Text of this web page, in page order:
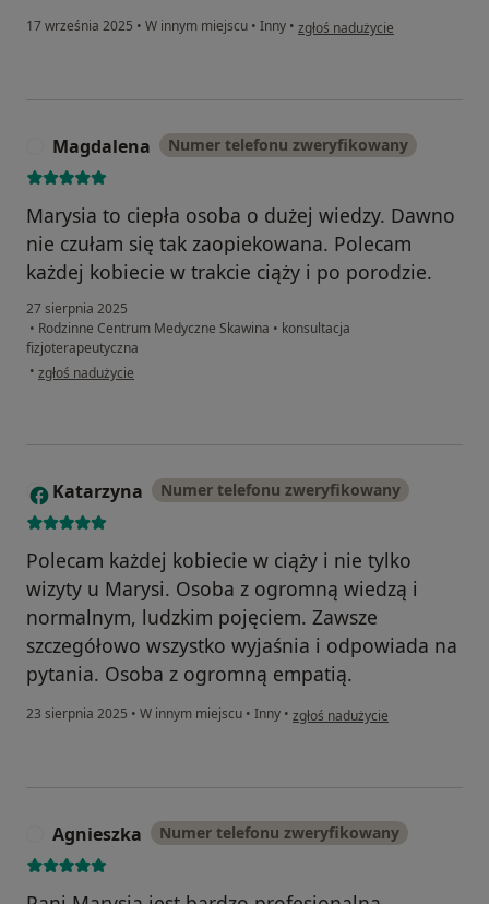
17 września 2025 • W innym miejscu • Inny • w opinii użytkownika Dominika
zgłoś nadużycie
Magdalena Numer telefonu zweryfikowany
Marysia to ciepła osoba o dużej wiedzy. Dawno
nie czułam się tak zaopiekowana. Polecam
każdej kobiecie w trakcie ciąży i po porodzie.
27 sierpnia 2025
• Rodzinne Centrum Medyczne Skawina • konsultacja
fizjoterapeutyczna
• w opinii użytkownika Magdalena
zgłoś nadużycie
K Katarzyna Numer telefonu zweryfikowany
Polecam każdej kobiecie w ciąży i nie tylko
wizyty u Marysi. Osoba z ogromną wiedzą i
normalnym, ludzkim pojęciem. Zawsze
szczegółowo wszystko wyjaśnia i odpowiada na
pytania. Osoba z ogromną empatią.
23 sierpnia 2025 • W innym miejscu • Inny • w opinii użytkownika Katarzyna
zgłoś nadużycie
Agnieszka Numer telefonu zweryfikowany